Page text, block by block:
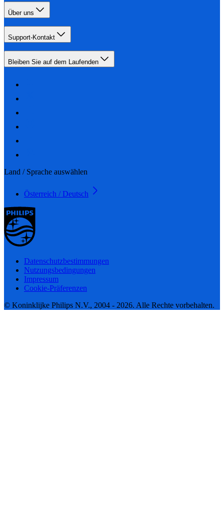
Über uns
Support-Kontakt
Bleiben Sie auf dem Laufenden
Land / Sprache auswählen
Österreich / Deutsch
Datenschutzbestimmungen
Nutzungsbedingungen
Impressum
Cookie-Präferenzen
© Koninklijke Philips N.V., 2004 - 2026. Alle Rechte vorbehalten.